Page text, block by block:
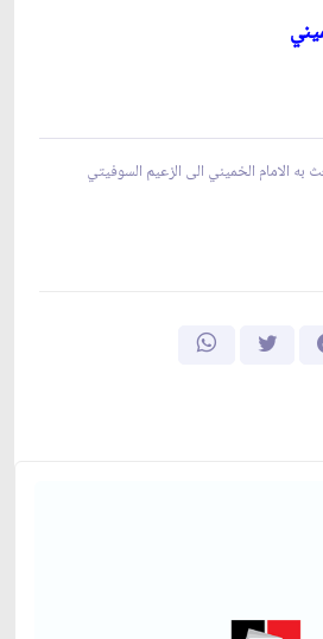
به الامام الخميني الى الزعيم السوفيتي